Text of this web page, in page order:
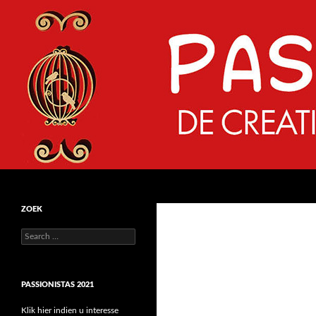
Een hobbybeurs met een grote H
ZOEK
S
e
c
f
PASSIONISTAS 2021
Klik hier indien u interesse